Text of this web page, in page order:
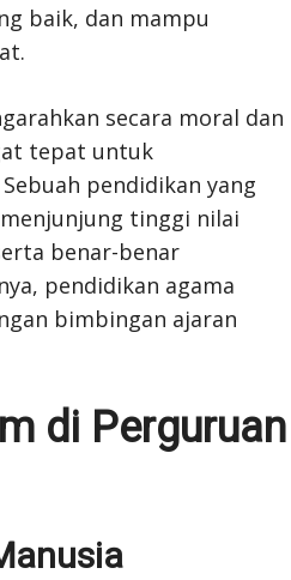
baik, dan mampu
secara moral dan
tepat untuk
pendidikan yang
tinggi nilai
benar-benar
pendidikan agama
bimbingan ajaran
di Perguruan